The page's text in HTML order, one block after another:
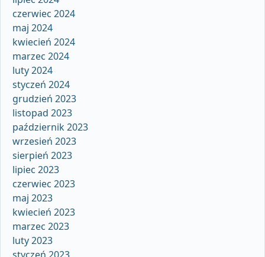
czerwiec 2024
maj 2024
kwiecień 2024
marzec 2024
luty 2024
styczeń 2024
grudzień 2023
listopad 2023
październik 2023
wrzesień 2023
sierpień 2023
lipiec 2023
czerwiec 2023
maj 2023
kwiecień 2023
marzec 2023
luty 2023